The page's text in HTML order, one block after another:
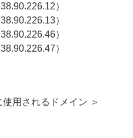
）
）
）
）
使用されるドメイン ＞